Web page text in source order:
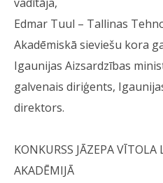
Edmar Tuul – Tallinas
Akadēmiskā sieviešu kora
Igaunijas Aizsardzības
galvenais diriģents,
direktors.
KONKURSS JĀZEPA VĪTOLA
AKADĒMIJĀ